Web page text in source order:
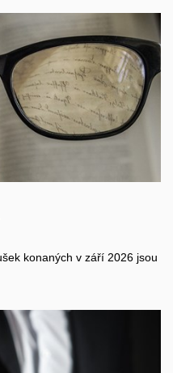
konaných v září 2026 jsou